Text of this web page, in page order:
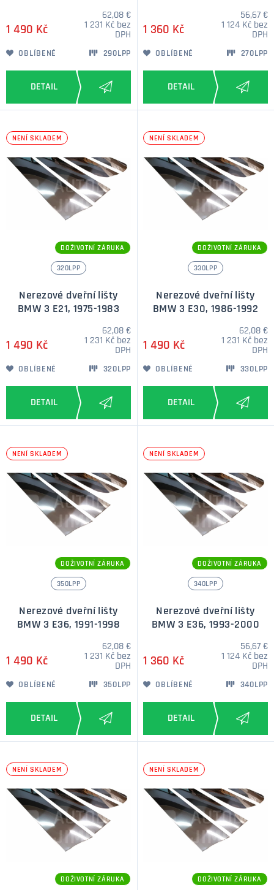
1 490 Kč
62,08 €
1 231 Kč bez
DPH
OBLÍBENÉ 290LPP
1 360 Kč
56,67 €
1 124 Kč bez
DPH
OBLÍBENÉ 270LPP
NENÍ SKLADEM
DOŽIVOTNÍ ZÁRUKA
320LPP
Nerezové dveřní lišty
BMW 3 E21, 1975-1983
1 490 Kč
62,08 €
1 231 Kč bez
DPH
OBLÍBENÉ 320LPP
NENÍ SKLADEM
DOŽIVOTNÍ ZÁRUKA
330LPP
Nerezové dveřní lišty
BMW 3 E30, 1986-1992
1 490 Kč
62,08 €
1 231 Kč bez
DPH
OBLÍBENÉ 330LPP
NENÍ SKLADEM
DOŽIVOTNÍ ZÁRUKA
350LPP
Nerezové dveřní lišty
BMW 3 E36, 1991-1998
1 490 Kč
62,08 €
1 231 Kč bez
DPH
OBLÍBENÉ 350LPP
NENÍ SKLADEM
DOŽIVOTNÍ ZÁRUKA
340LPP
Nerezové dveřní lišty
BMW 3 E36, 1993-2000
1 360 Kč
56,67 €
1 124 Kč bez
DPH
OBLÍBENÉ 340LPP
NENÍ SKLADEM
DOŽIVOTNÍ ZÁRUKA
NENÍ SKLADEM
DOŽIVOTNÍ ZÁRUKA